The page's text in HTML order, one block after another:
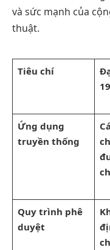
và sức mạnh của
thuật.
Tiêu chí
Ứng dụng
truyền thống
Quy trình phê
duyệt